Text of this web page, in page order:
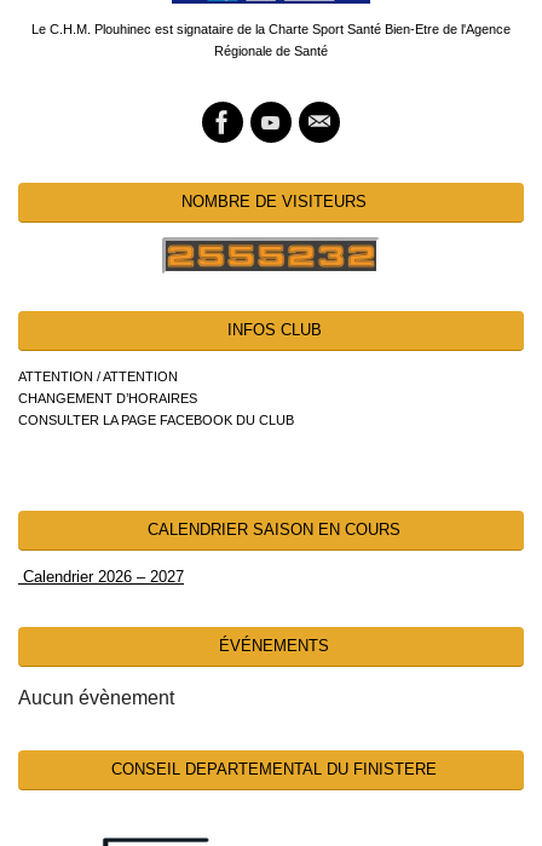
Le C.H.M. Plouhinec est signataire de la Charte Sport Santé Bien-Etre de l'Agence
Régionale de Santé
NOMBRE DE VISITEURS
INFOS CLUB
ATTENTION / ATTENTION
CHANGEMENT D’HORAIRES
CONSULTER LA PAGE FACEBOOK DU CLUB
CALENDRIER SAISON EN COURS
Calendrier 2026 – 2027
ÉVÉNEMENTS
Aucun évènement
CONSEIL DEPARTEMENTAL DU FINISTERE